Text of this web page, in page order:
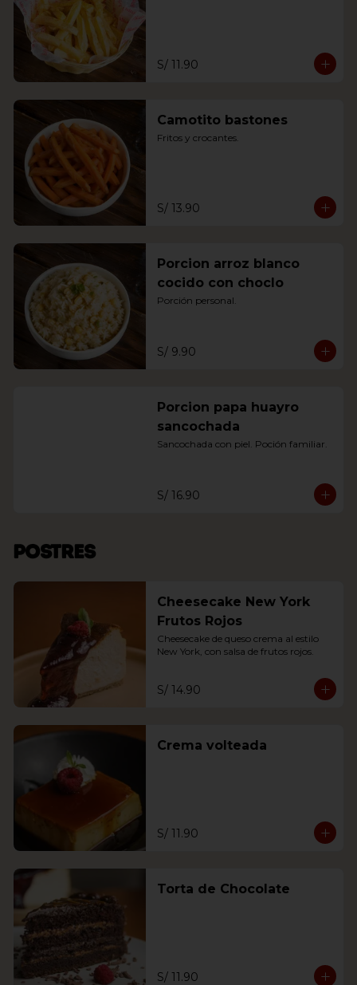
S/ 11.90
Camotito bastones
Fritos y crocantes.
S/ 13.90
Porcion arroz blanco
cocido con choclo
Porción personal.
S/ 9.90
Porcion papa huayro
sancochada
Sancochada con piel. Poción familiar.
S/ 16.90
Postres
Cheesecake New York
Frutos Rojos
Cheesecake de queso crema al estilo
New York, con salsa de frutos rojos.
S/ 14.90
Crema volteada
S/ 11.90
Torta de Chocolate
S/ 11.90